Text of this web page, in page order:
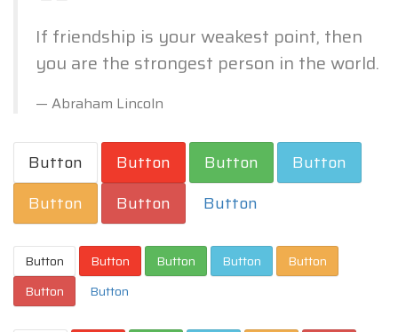
If friendship is your weakest point, then
you are the strongest person in the world.
Abraham Lincoln
Button Button Button
Button
Button
Button Button
Button Button Button Button
Button
Button
Button